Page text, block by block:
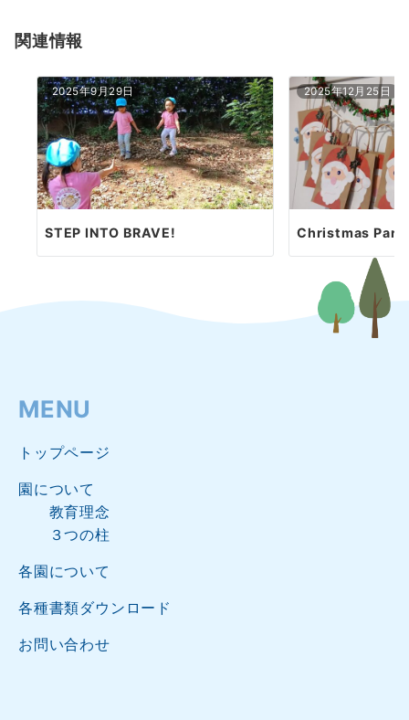
ン
関連情報
2025年9月29日
STEP INTO BRAVE!
2025年12月25日
Christmas
MENU
トップページ
園について
教育理念
３つの柱
各園について
各種書類ダウンロード
お問い合わせ